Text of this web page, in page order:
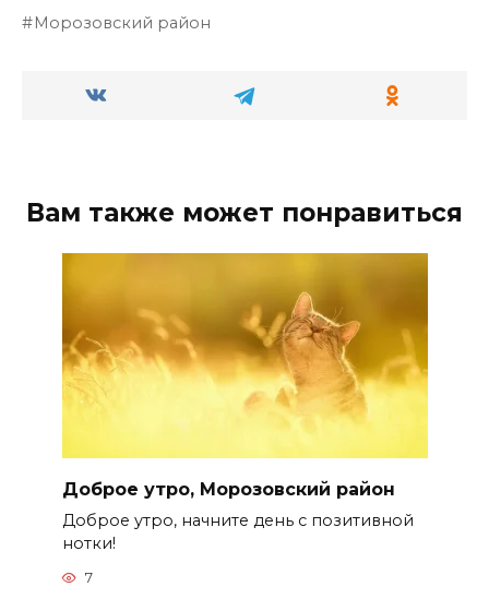
Морозовский район
Вам также может понравиться
Доброе утро, Морозовский район
Доброе утро, начните день с позитивной
нотки!
7